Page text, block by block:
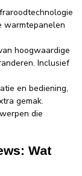
warmtepanelen
hoogwaardige
Inclusief
en bediening,
gemak.
die
Wat